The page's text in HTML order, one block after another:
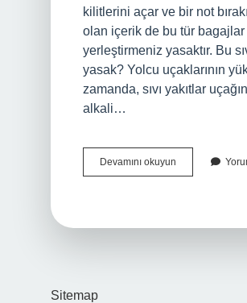
kilitlerini açar ve bir not
olan içerik de bu tür bagajlar
yerleştirmeniz yasaktır. Bu
yasak? Yolcu uçaklarının
zamanda, sıvı yakıtlar
alkali…
Devamını okuyun
Altı
Sitemap